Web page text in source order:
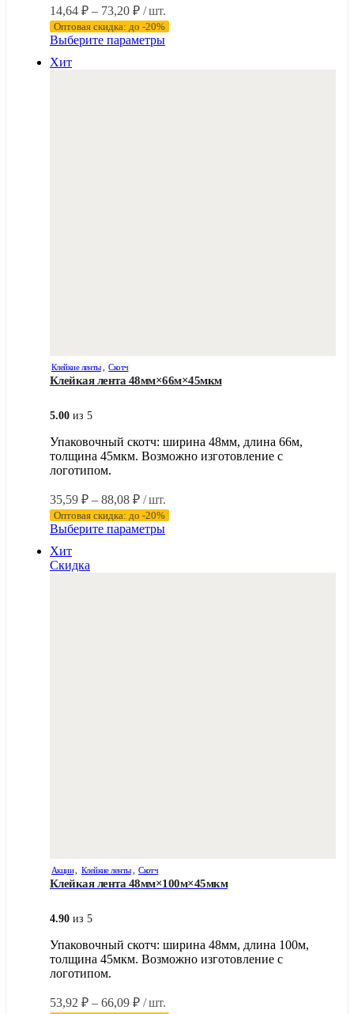
14,64 ₽ – 73,20 ₽Диапазон
цен:
14,64 ₽
/ шт.
Оптовая скидка: до -20%
Выберите параметрыЭтот
Хит
Клейкие ленты, Скотч
Клейкая лента 48мм×66м×45мкм
5.00 из 5
Упаковочный скотч: ширина 48мм, длина 66м,
толщина 45мкм. Возможно изготовление с
логотипом.
35,59 ₽ – 88,08 ₽Диапазон
цен:
35,59 ₽
/ шт.
Оптовая скидка: до -20%
Выберите параметрыЭтот
Хит
Скидка
Акции, Клейкие ленты , Скотч
Клейкая лента 48мм×100м×45мкм
4.90 из 5
Упаковочный скотч: ширина 48мм, длина 100м,
толщина 45мкм. Возможно изготовление с
логотипом.
53,92 ₽ – 66,09 ₽Диапазон
/ шт.